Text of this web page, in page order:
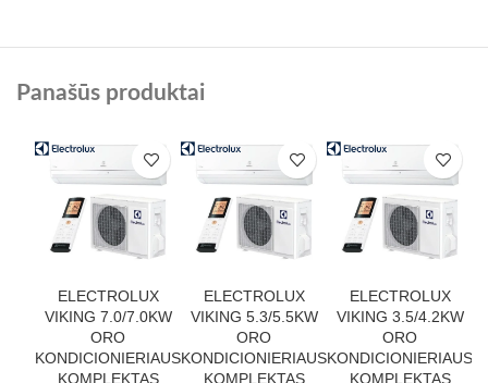
Panašūs produktai
ELECTROLUX
VIKING 7.0/7.0KW
ORO
KONDICIONIERIAUS
KOMPLEKTAS
ELECTROLUX
VIKING 5.3/5.5KW
ORO
KONDICIONIERIAUS
KOMPLEKTAS
ELECTROLUX
VIKING 3.5/4.2KW
ORO
KONDICIONIERIAUS
KOMPLEKTAS